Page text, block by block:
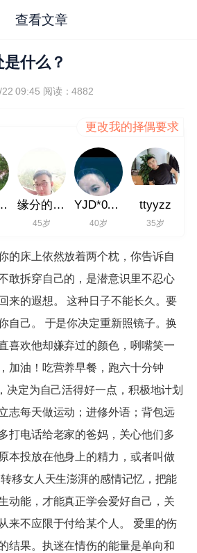
查看文章
什么？
09:45 阅读：4882
更改我的择偶要求
唱**** 缘分的角落
45岁
YJD*0**8
40岁
ttyyzz
35岁
的床上依然放着两个枕，你告诉自
敢拆穿自己的，是潜意识里不忍心
来的遐想。 这种日子不能长久。要
自己。 于是你决定重新照镜子。换
喜欢他却嫌弃过的颜色，咧嘴笑一
加油！吃营养早餐，跑六十分钟
决定为自己活得好一点，积极地计划
志每天做运动；进修外语；背包远
打电话给老家的爸妈，关心他们多
本投放在他身上的精力，或者叫做
移女人天生澎湃的感情记忆，把能
动能，才能真正学会爱好自己，关
来不应限于付给某个人。 爱里的伤
结果。执迷在情伤的能量是单向和